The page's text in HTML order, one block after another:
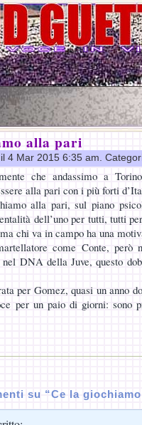
alla pari
il 4 Mar 2015 6:35 am.
che andassimo a
alla pari con i più forti
alla pari, sul piano
dell’uno per tutti, tutti
chi va in campo ha una
come Conte, però
DNA della Juve, questo
per Gomez, quasi un anno
per un paio di giorni: sono
su “Ce la